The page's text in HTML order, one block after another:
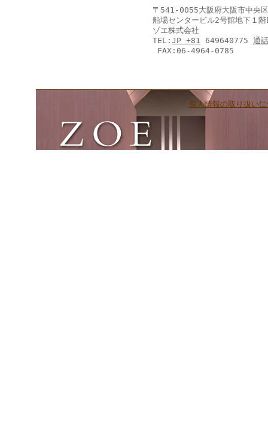
〒541-0055大阪府大阪市中央
船場センタービル2号館地下
ゾエ株式会社
TEL: JP +81 649640775 通話
FAX:06-4964-0785
個人情報の取り扱い